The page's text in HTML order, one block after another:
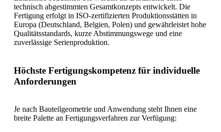
technisch abgestimmten Gesamtkonzepts entwickelt. Die
Fertigung erfolgt in ISO-zertifizierten Produktionsstätten in
Europa (Deutschland, Belgien, Polen) und gewährleistet hohe
Qualitätsstandards, kurze Abstimmungswege und eine
zuverlässige Serienproduktion.
Höchste Fertigungskompetenz für individuelle
Anforderungen
Je nach Bauteilgeometrie und Anwendung steht Ihnen eine
breite Palette an Fertigungsverfahren zur Verfügung: